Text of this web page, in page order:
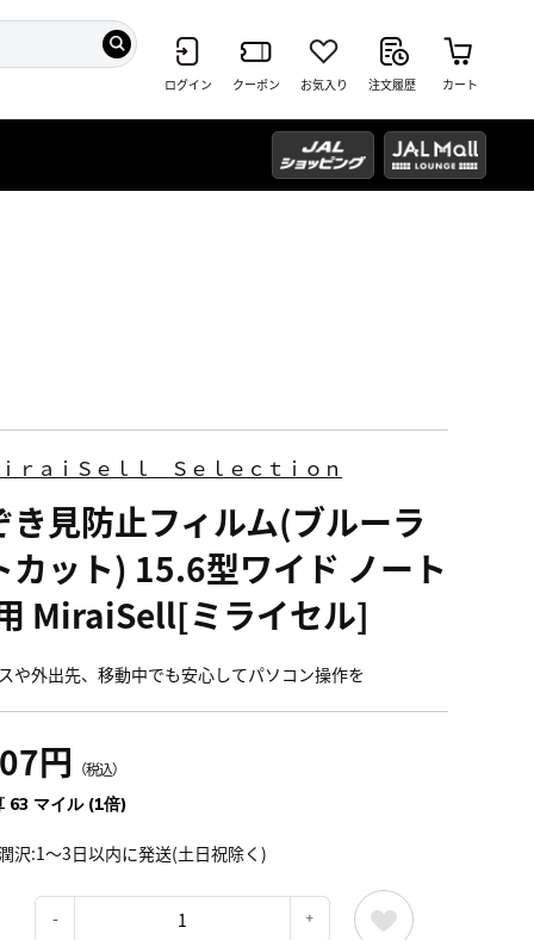
ログイン クーポン お気入り 注文履歴 カート
ｒａｉＳｅｌｌ Ｓｅｌｅｃｔｉｏｎ
き見防止フィルム(ブルーラ
カット) 15.6型ワイド ノート
MiraiSell[ミライセル]
や外出先、移動中でも安心してパソコン操作を
円 （税込）
63 マイル (1倍)
沢:1～3日以内に発送(土日祝除く)